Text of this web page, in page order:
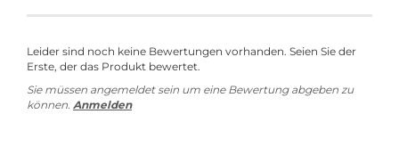
Leider sind noch keine Bewertungen vorhanden. Seien Sie der
Erste, der das Produkt bewertet.
Sie müssen angemeldet sein um eine Bewertung abgeben zu
können. Anmelden